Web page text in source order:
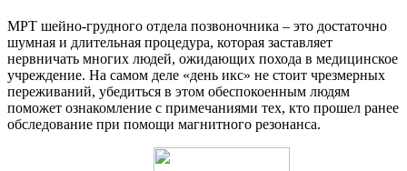
МРТ шейно-грудного отдела позвоночника – это достаточно
шумная и длительная процедура, которая заставляет
нервничать многих людей, ожидающих похода в медицинское
учреждение. На самом деле «день икс» не стоит чрезмерных
переживаний, убедиться в этом обеспокоенным людям
поможет ознакомление с примечаниями тех, кто прошел ранее
обследование при помощи магнитного резонанса.